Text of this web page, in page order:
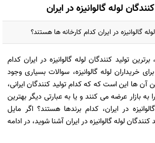
لوله گالوانیزه در ایران
گالوانیزه در ایران کدام کارخانه ‌ها هستند؟
، برترین تولید کنندگان لوله گالوانیزه در ایران کدام
خریداران لوله گالوانیزه، سوالات بسیاری وجود
آن ها این است که که کدام تولید کنندگان ایرانی،
را به بازار عرضه می‌ کنند و یا به عبارتی دیگر بهترین
در ایران، کدام برندها هستند؟ اگر مایل
لوله گالوانیزه در ایران آشنا شوید، در ادامه